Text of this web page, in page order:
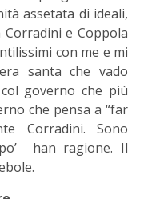
assetata di ideali,
e Coppola
con me e mi
santa che vado
governo che più
che pensa a “far
Corradini. Sono
han ragione. Il